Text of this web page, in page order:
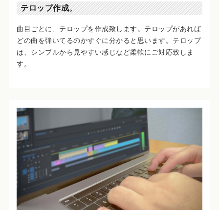
テロップ作成。
曲目ごとに、テロップを作成致します。テロップがあれば
どの曲を弾いてるのかすぐに分かると思います。テロップ
は、シンプルから見やすい感じなど柔軟にご対応致しま
す。